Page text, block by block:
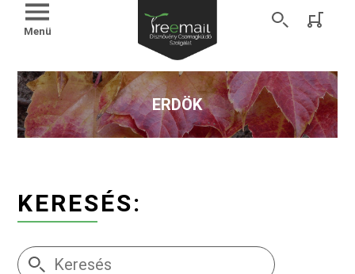
Menü
ERDÖK
KERESÉS: